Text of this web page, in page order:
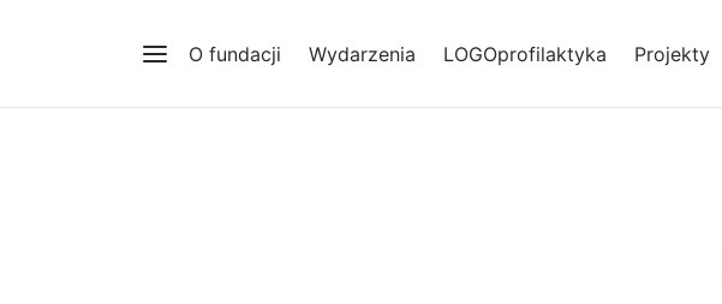
O fundacji Wydarzenia LOGOprofilaktyka Projekty